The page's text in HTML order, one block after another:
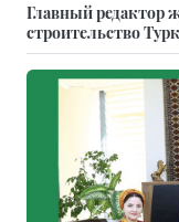
Главный редактор
строительство